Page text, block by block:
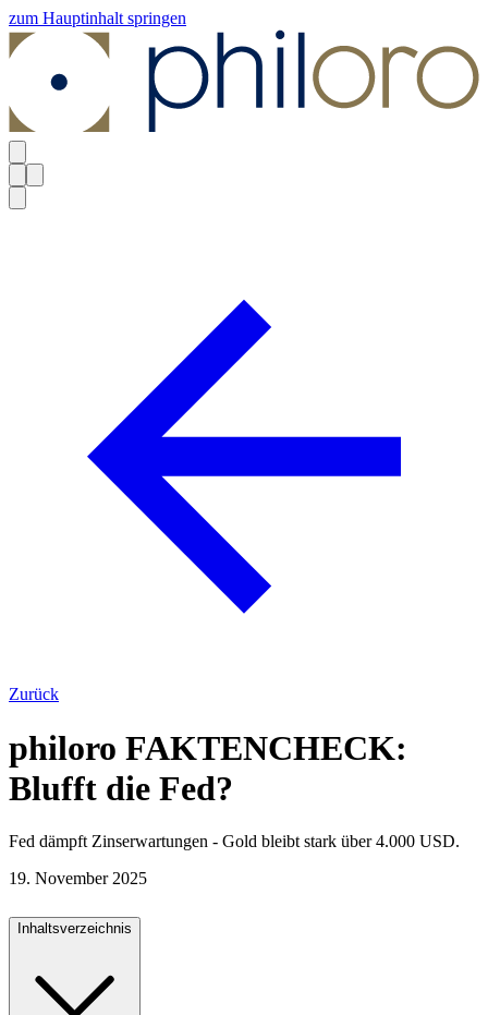
zum Hauptinhalt springen
Zurück
philoro FAKTENCHECK:
Blufft die Fed?
Fed dämpft Zinserwartungen - Gold bleibt stark über 4.000 USD.
19. November 2025
Inhaltsverzeichnis